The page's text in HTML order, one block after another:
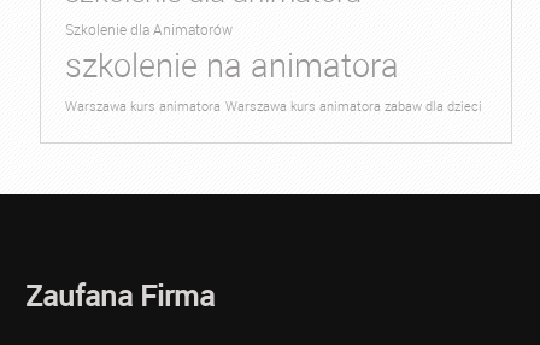
Szkolenie dla Animatorów
szkolenie na animatora
Warszawa kurs animatora Warszawa kurs animatora zabaw dla dzieci
Zaufana Firma